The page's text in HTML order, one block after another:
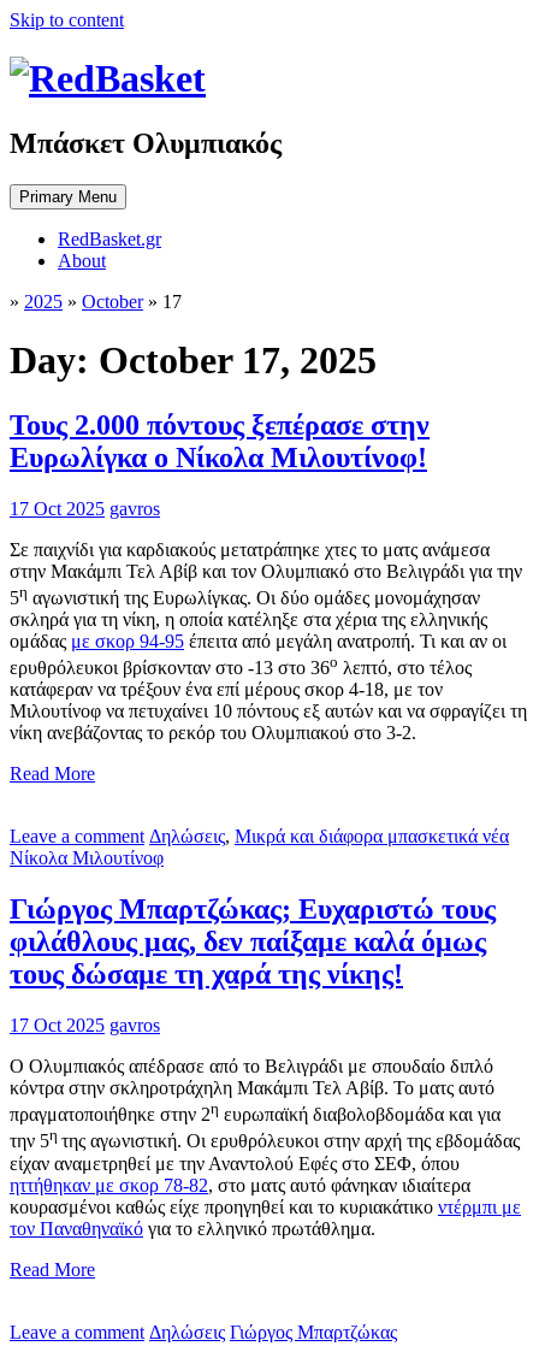
Skip to content
Μπάσκετ Ολυμπιακός
Primary Menu
RedBasket.gr
About
» 2025 » October» 17
Day: October 17, 2025
Τους 2.000 πόντους ξεπέρασε στην
Ευρωλίγκα ο Νίκολα Μιλουτίνοφ!
17 Oct 2025 gavros
Σε παιχνίδι για καρδιακούς μετατράπηκε χτες το ματς ανάμεσα
στην Μακάμπι Τελ Αβίβ και τον Ολυμπιακό στο Βελιγράδι για την
5η αγωνιστική της Ευρωλίγκας. Οι δύο ομάδες μονομάχησαν
σκληρά για τη νίκη, η οποία κατέληξε στα χέρια της ελληνικής
ομάδας με σκορ 94-95 έπειτα από μεγάλη ανατροπή. Τι και αν οι
ερυθρόλευκοι βρίσκονταν στο -13 στο 36ο λεπτό, στο τέλος
κατάφεραν να τρέξουν ένα επί μέρους σκορ 4-18, με τον
Μιλουτίνοφ να πετυχαίνει 10 πόντους εξ αυτών και να σφραγίζει τη
νίκη ανεβάζοντας το ρεκόρ του Ολυμπιακού στο 3-2.
Read More
Leave a comment Δηλώσεις, Μικρά και διάφορα μπασκετικά νέα
Νίκολα Μιλουτίνοφ
Γιώργος Μπαρτζώκας; Ευχαριστώ τους
φιλάθλους μας, δεν παίξαμε καλά όμως
τους δώσαμε τη χαρά της νίκης!
17 Oct 2025 gavros
Ο Ολυμπιακός απέδρασε από το Βελιγράδι με σπουδαίο διπλό
κόντρα στην σκληροτράχηλη Μακάμπι Τελ Αβίβ. Το ματς αυτό
πραγματοποιήθηκε στην 2η ευρωπαϊκή διαβολοβδομάδα και για
την 5η της αγωνιστική. Οι ερυθρόλευκοι στην αρχή της εβδομάδας
είχαν αναμετρηθεί με την Αναντολού Εφές στο ΣΕΦ, όπου
ηττήθηκαν με σκορ 78-82, στο ματς αυτό φάνηκαν ιδιαίτερα
κουρασμένοι καθώς είχε προηγηθεί και το κυριακάτικο ντέρμπι με
τον Παναθηναϊκό για το ελληνικό πρωτάθλημα.
Read More
Leave a comment Δηλώσεις Γιώργος Μπαρτζώκας